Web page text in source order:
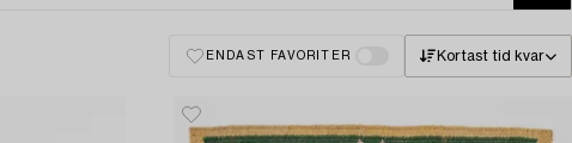
ENDAST FAVORITER Kortast tid kvar